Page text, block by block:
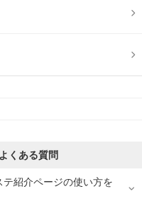
くある質問
紹介ページの使い方を